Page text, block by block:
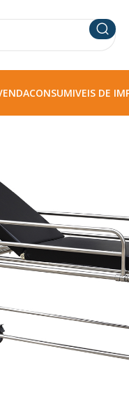
CONSUMIVEIS DE
hospitalar
Da qualidade
hidráulicas
SFDA
de 9mm de
com tampa PU.
pode ser ajustado